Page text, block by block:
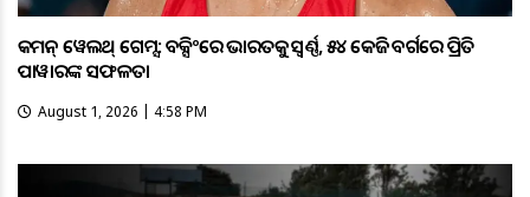
କମନ୍ ୱେଲଥ୍ ଗେମ୍ସ: ବକ୍ସିଂରେ ଭାରତକୁ ସ୍ବର୍ଣ୍ଣ, ୫୪ କେଜି ବର୍ଗରେ ପ୍ରିତି
ପାୱାରଙ୍କ ସଫଳତା
August 1, 2026 | 4:58 PM